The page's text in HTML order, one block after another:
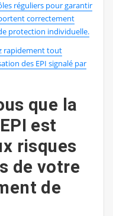
réguliers pour garantir
correctement
protection individuelle.
rapidement tout
des EPI signalé par
que la
est
risques
de votre
de